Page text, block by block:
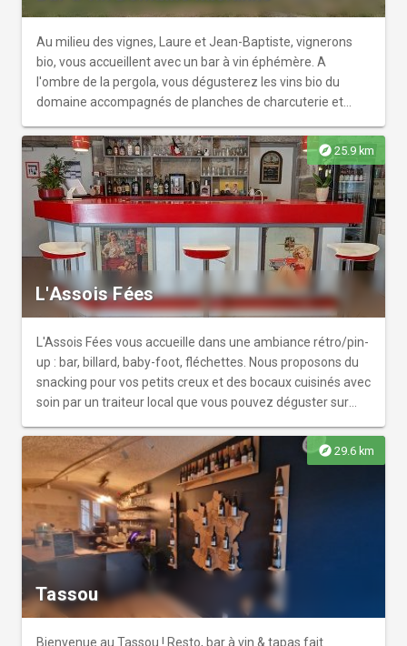
Au milieu des vignes, Laure et Jean-Baptiste, vignerons
bio, vous accueillent avec un bar à vin éphémère. A
l'ombre de la pergola, vous dégusterez les vins bio du
domaine accompagnés de planches de charcuterie et
explore 25.9 km
L'Assois Fées
L'Assois Fées vous accueille dans une ambiance rétro/pin-
up : bar, billard, baby-foot, fléchettes. Nous proposons du
snacking pour vos petits creux et des bocaux cuisinés avec
soin par un traiteur local que vous pouvez déguster sur
explore 29.6 km
Tassou
Bienvenue au Tassou ! Resto, bar à vin & tapas fait